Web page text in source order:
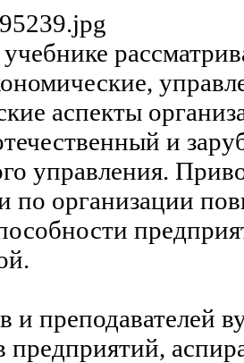
аспекты
и
управления.
по организации
и преподавателей
предприятий,